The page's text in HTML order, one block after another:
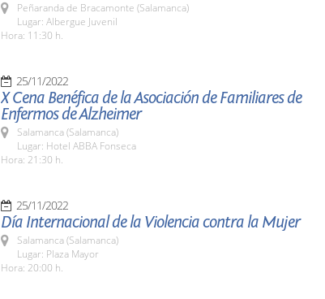
Peñaranda de Bracamonte (Salamanca)
Lugar: Albergue Juvenil
Hora: 11:30 h.
25/11/2022
X Cena Benéfica de la Asociación de Familiares de
Enfermos de Alzheimer
Salamanca (Salamanca)
Lugar: Hotel ABBA Fonseca
Hora: 21:30 h.
25/11/2022
Día Internacional de la Violencia contra la Mujer
Salamanca (Salamanca)
Lugar: Plaza Mayor
Hora: 20:00 h.